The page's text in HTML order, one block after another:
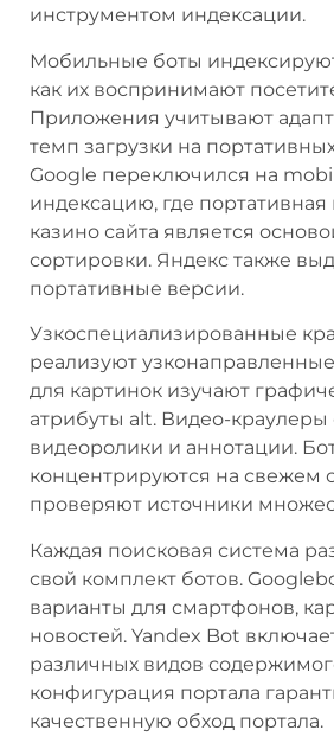
инструментом индексации.
Мобильные боты
как их воспринимают
Приложения учитывают
темп загрузки на
Google переключился на
индексацию, где
казино сайта является
сортировки. Яндекс также
портативные версии.
Узкоспециализированные
реализуют
для картинок изучают
атрибуты alt. Видео-
видеоролики и аннотации.
концентрируются на свежем
проверяют источники
Каждая поисковая система
свой комплект ботов.
варианты для смартфонов,
новостей. Yandex Bot
различных видов
конфигурация портала
качественную обход портала.